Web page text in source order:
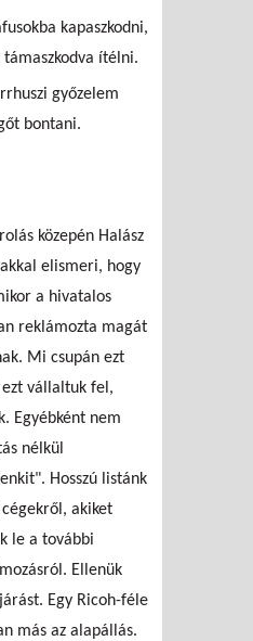
kapaszkodni,
ítélni.
győzelem
bontani.
közepén Halász
elismeri, hogy
a hivatalos
reklámozta magát
Mi csupán ezt
vállaltuk fel,
Egyébként nem
nélkül
Hosszú listánk
akiket
le a további
Ellenük
Egy Ricoh-féle
más az alapállás.